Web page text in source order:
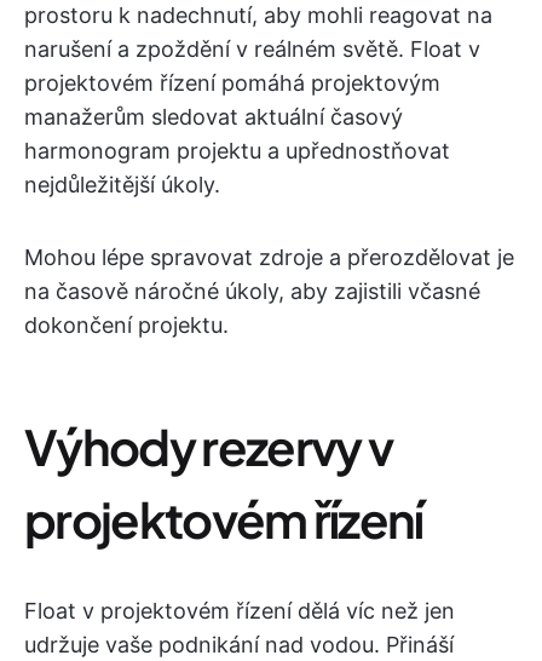
prostoru k nadechnutí, aby mohli reagovat na
narušení a zpoždění v reálném světě. Float v
projektovém řízení pomáhá projektovým
manažerům sledovat aktuální časový
harmonogram projektu a upřednostňovat
nejdůležitější úkoly.
Mohou lépe spravovat zdroje a přerozdělovat je
na časově náročné úkoly, aby zajistili včasné
dokončení projektu.
Výhody rezervy v
projektovém řízení
Float v projektovém řízení dělá víc než jen
udržuje vaše podnikání nad vodou. Přináší